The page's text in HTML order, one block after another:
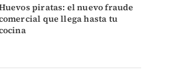
piratas: el nuevo fraude
que llega hasta tu